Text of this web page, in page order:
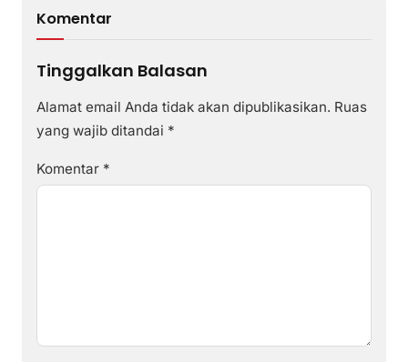
Komentar
Tinggalkan Balasan
Alamat email Anda tidak akan dipublikasikan. Ruas
yang wajib ditandai *
Komentar *